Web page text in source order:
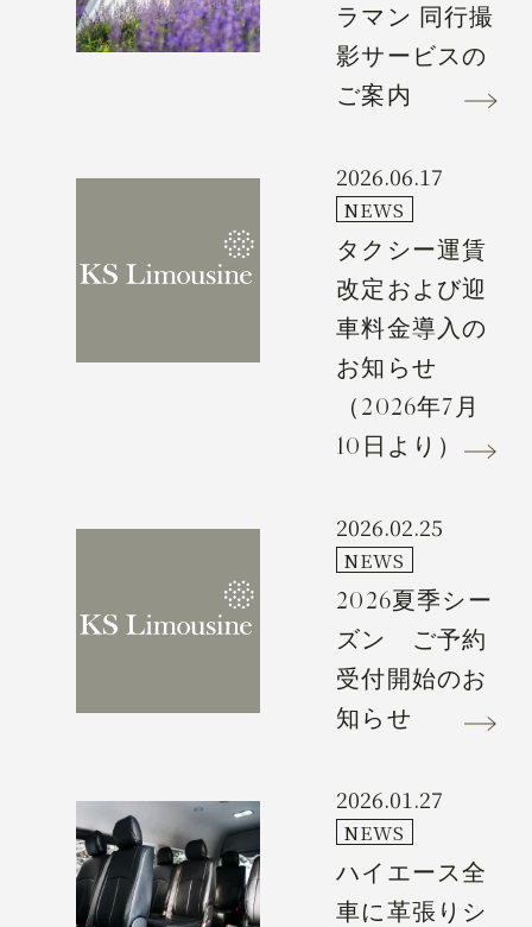
Contact
ラマン 同行撮
影サービスの
ご案内
タクシー運賃
改定および迎
車料金導入の
お知らせ
（2026年7月
10日より）
2026.06.17
NEWS
2026夏季シー
ズン ご予約
受付開始のお
知らせ
2026.02.25
NEWS
ハイエース全
車に革張りシ
2026.01.27
NEWS